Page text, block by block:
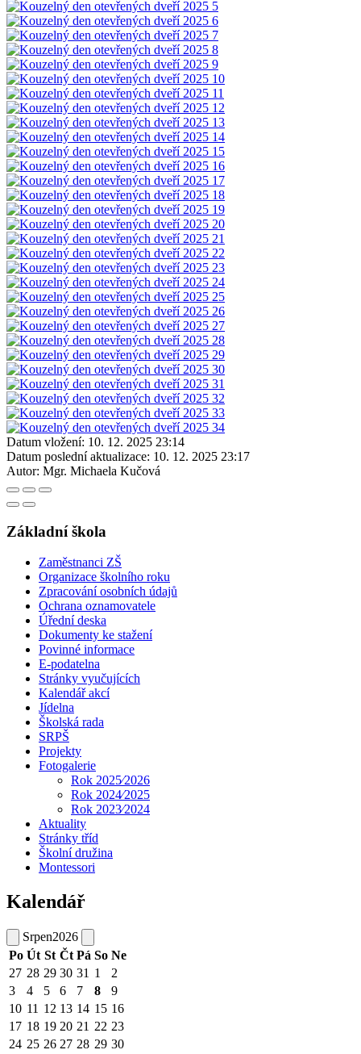
Datum vložení: 10. 12. 2025 23:14
Datum poslední aktualizace: 10. 12. 2025 23:17
Autor: Mgr. Michaela Kučová
Základní škola
Zaměstnanci ZŠ
Organizace školního roku
Zpracování osobních údajů
Ochrana oznamovatele
Úřední deska
Dokumenty ke stažení
Povinné informace
E-podatelna
Stránky vyučujících
Kalendář akcí
Jídelna
Školská rada
SRPŠ
Projekty
Fotogalerie
Rok 2025⁄2026
Rok 2024⁄2025
Rok 2023⁄2024
Aktuality
Stránky tříd
Školní družina
Montessori
Kalendář
Srpen2026
Po Út St Čt Pá So Ne
27 28 29 30 31 1
2
3
4 5 6 7 8
9
10 11 12 13 14 15 16
17 18 19 20 21 22 23
24 25 26 27 28 29 30